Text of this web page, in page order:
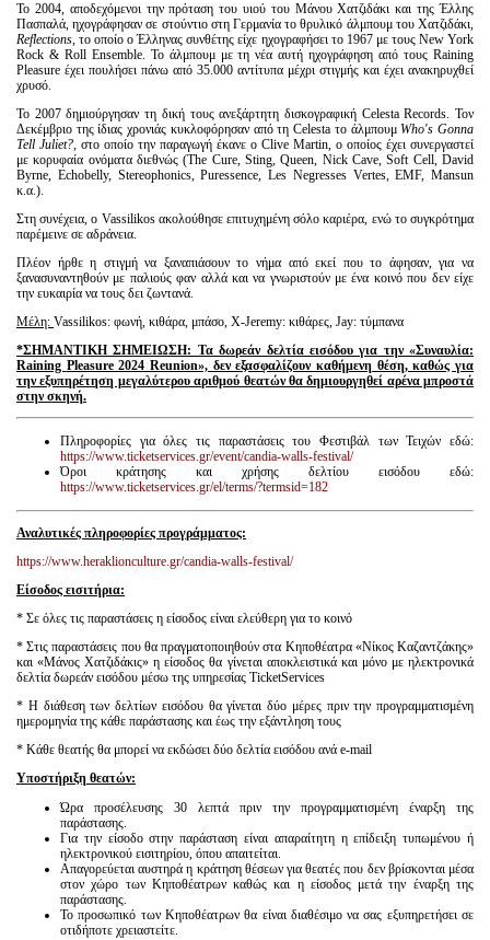
Το 2004, αποδεχόμενοι την πρόταση του υιού του Μάνου Χατζιδάκι και της Έλλης
Πασπαλά, ηχογράφησαν σε στούντιο στη Γερμανία το θρυλικό άλμπουμ του Χατζιδάκι,
Reflections, το οποίο ο Έλληνας συνθέτης είχε ηχογραφήσει το 1967 με τους New York
Rock & Roll Ensemble. Το άλμπουμ με τη νέα αυτή ηχογράφηση από τους Raining
Pleasure έχει πουλήσει πάνω από 35.000 αντίτυπα μέχρι στιγμής και έχει ανακηρυχθεί
χρυσό.
Το 2007 δημιούργησαν τη δική τους ανεξάρτητη δισκογραφική Celesta Records. Τον
Δεκέμβριο της ίδιας χρονιάς κυκλοφόρησαν από τη Celesta το άλμπουμ Who's Gonna
Tell Juliet?, στο οποίο την παραγωγή έκανε ο Clive Martin, ο οποίος έχει συνεργαστεί
με κορυφαία ονόματα διεθνώς (The Cure, Sting, Queen, Nick Cave, Soft Cell, David
Byrne, Echobelly, Stereophonics, Puressence, Les Negresses Vertes, EMF, Mansun
κ.α.).
Στη συνέχεια, ο Vassilikos ακολούθησε επιτυχημένη σόλο καριέρα, ενώ το συγκρότημα
παρέμεινε σε αδράνεια.
Πλέον ήρθε η στιγμή να ξαναπιάσουν το νήμα από εκεί που το άφησαν, για να
ξανασυναντηθούν με παλιούς φαν αλλά και να γνωριστούν με ένα κοινό που δεν είχε
την ευκαιρία να τους δει ζωντανά.
Μέλη: Vassilikos: φωνή, κιθάρα, μπάσο, X-Jeremy: κιθάρες, Jay: τύμπανα
*ΣΗΜΑΝΤΙΚΗ ΣΗΜΕΙΩΣΗ: Τα δωρεάν δελτία εισόδου για την «Συναυλία:
Raining Pleasure 2024Reunion», δεν εξασφαλίζουν καθήμενη θέση, καθώς για
την εξυπηρέτηση μεγαλύτερου αριθμού θεατών θα δημιουργηθεί αρένα μπροστά
στην σκηνή.
Πληροφορίες για όλες τις παραστάσεις του Φεστιβάλ των Τειχών εδώ:
https://www.ticketservices.gr/event/candia-walls-festival/
Όροι κράτησης και χρήσης δελτίου εισόδου εδώ:
https://www.ticketservices.gr/el/terms/?termsid=182
Αναλυτικές πληροφορίες προγράμματος:
https://www.heraklionculture.gr/candia-walls-festival/
Είσοδος εισιτήρια:
* Σε όλες τις παραστάσεις η είσοδος είναι ελεύθερη για το κοινό
* Στις παραστάσεις που θα πραγματοποιηθούν στα Κηποθέατρα «Νίκος Καζαντζάκης»
και «Μάνος Χατζιδάκις» η είσοδος θα γίνεται αποκλειστικά και μόνο με ηλεκτρονικά
δελτία δωρεάν εισόδου μέσω της υπηρεσίας TicketServices
* Η διάθεση των δελτίων εισόδου θα γίνεται δύο μέρες πριν την προγραμματισμένη
ημερομηνία της κάθε παράστασης και έως την εξάντληση τους
* Κάθε θεατής θα μπορεί να εκδώσει δύο δελτία εισόδου ανά e-mail
Υποστήριξη θεατών:
Ώρα προσέλευσης 30 λεπτά πριν την προγραμματισμένη έναρξη της
παράστασης.
Για την είσοδο στην παράσταση είναι απαραίτητη η επίδειξη τυπωμένου ή
ηλεκτρονικού εισιτηρίου, όπου απαιτείται.
Απαγορεύεται αυστηρά η κράτηση θέσεων για θεατές που δεν βρίσκονται μέσα
στον χώρο των Κηποθέατρων καθώς και η είσοδος μετά την έναρξη της
παράστασης.
Το προσωπικό των Κηποθέατρων θα είναι διαθέσιμο να σας εξυπηρετήσει σε
οτιδήποτε χρειαστείτε.